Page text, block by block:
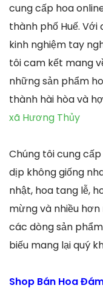
cung cấp hoa
thành phố Huế.
kinh nghiệm tay
tôi cam kết mang
những sản phẩm
thành hài hòa và
xã Hương Thủy
Chúng tôi cung
dịp không giống
nhật, hoa tang lễ,
mừng và nhiều
các dòng sản
biếu mang lại quý
Shop Bán Hoa